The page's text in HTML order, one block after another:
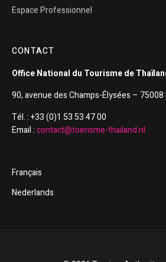
Espace Professionnel
CONTACT
Office National du Tourisme de
90, avenue des Champs-Élysées – 75008
Tél. : +33 (0)1 53 53 47 00
Email :contact@toerisme-thailand.nl
Français
Nederlands